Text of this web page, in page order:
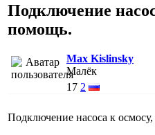
Подключение
помощь.
Max Kislinsky
Малёк
17 2
Подключение насоса к